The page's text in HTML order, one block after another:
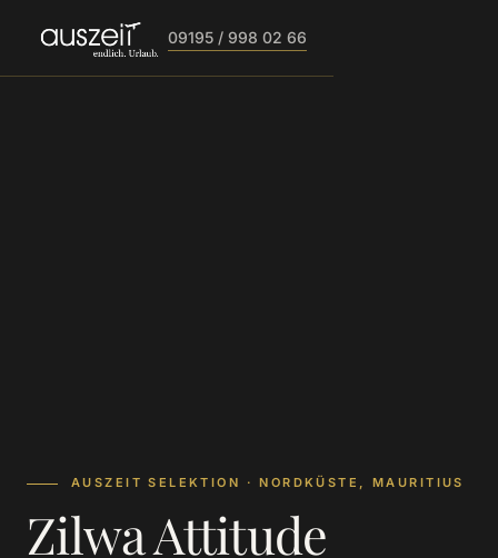
09195 / 998 02 66
AUSZEIT SELEKTION · NORDKÜSTE, MAURITIUS
Zilwa Attitude